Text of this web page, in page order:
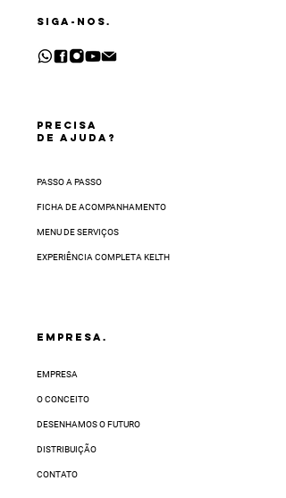
SIGA-NOS.
PRECISA
DE AJUDA?
PASSO A PASSO
FICHA DE ACOMPANHAMENTO
MENU DE SERVIÇOS
EXPERIÊNCIA COMPLETA KELTH
EMPRESA.
EMPRESA
O CONCEITO
DESENHAMOS O FUTURO
DISTRIBUIÇÃO
CONTATO